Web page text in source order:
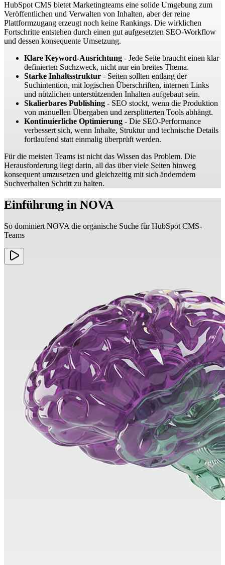
HubSpot CMS bietet Marketingteams eine solide Umgebung zum
Veröffentlichen und Verwalten von Inhalten, aber der reine
Plattformzugang erzeugt noch keine Rankings. Die wirklichen
Fortschritte entstehen durch einen gut aufgesetzten SEO-Workflow
und dessen konsequente Umsetzung.
Klare Keyword-Ausrichtung - Jede Seite braucht einen klar
definierten Suchzweck, nicht nur ein breites Thema.
Starke Inhaltsstruktur - Seiten sollten entlang der
Suchintention, mit logischen Überschriften, internen Links
und nützlichen unterstützenden Inhalten aufgebaut sein.
Skalierbares Publishing - SEO stockt, wenn die Produktion
von manuellen Übergaben und zersplitterten Tools abhängt.
Kontinuierliche Optimierung - Die SEO-Performance
verbessert sich, wenn Inhalte, Struktur und technische Details
fortlaufend statt einmalig überprüft werden.
Für die meisten Teams ist nicht das Wissen das Problem. Die
Herausforderung liegt darin, all das über viele Seiten hinweg
konsequent umzusetzen und gleichzeitig mit sich änderndem
Suchverhalten Schritt zu halten.
Einführung in NOVA
So dominiert NOVA die organische Suche für HubSpot CMS-
Teams